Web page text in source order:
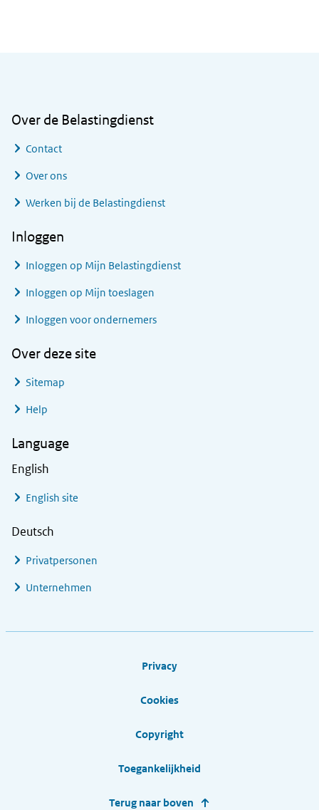
Over de Belastingdienst
Contact
Over ons
Werken bij de Belastingdienst
Inloggen
Inloggen op Mijn Belastingdienst
Inloggen op Mijn toeslagen
Inloggen voor ondernemers
Over deze site
Sitemap
Help
Language
English
English site
Deutsch
Privatpersonen
Unternehmen
Privacy
Cookies
Copyright
Toegankelijkheid
Terug naar boven